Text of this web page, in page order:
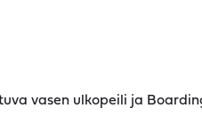
vasen ulkopeili ja